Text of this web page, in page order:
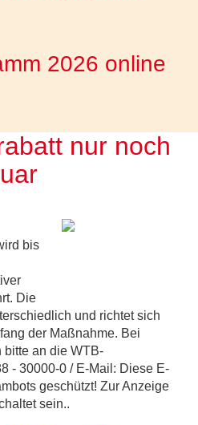
2026 online
nur noch
bis
Die
und richtet sich
der Maßnahme. Bei
bitte an die WTB-
- 30000-0 / E-Mail: Diese E-
geschützt! Zur Anzeige
sein..